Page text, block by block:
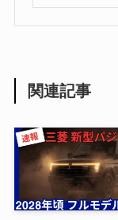
関連記事